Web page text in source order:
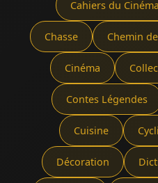
Cahiers du Cinéma
Chasse Chemin
Cinéma
Contes Légendes
Cuisine
Décoration